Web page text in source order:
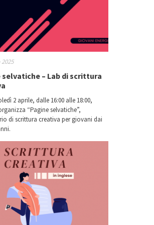
selvatiche – Lab di scrittura
2 aprile, dalle 16:00 alle 18:00,
“Pagine selvatiche”,
di scrittura creativa per giovani dai